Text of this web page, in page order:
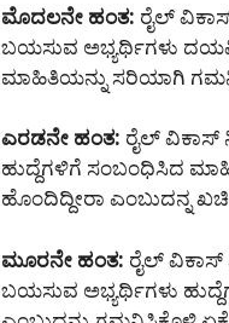
ಮೊದಲನೇ ಹಂತ: ರೈಲ್
ಬಯಸುವ ಅಭ್ಯರ್ಥಿಗಳು
ಮಾಹಿತಿಯನ್ನು ಸರಿಯಾಗಿ
ಎರಡನೇ ಹಂತ: ರೈಲ್
ಹುದ್ದೆಗಳಿಗೆ ಸಂಬಂಧಿಸಿದ
ಹೊಂದಿದ್ದೀರಾ ಎಂಬುದನ್ನ
ಮೂರನೇ ಹಂತ: ರೈಲ್
ಬಯಸುವ ಅಭ್ಯರ್ಥಿಗಳು